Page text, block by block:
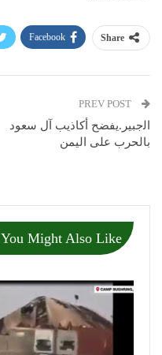
Share
Facebook
اﻟجبير.ﻳﻔﻀﺢ أﻛﺎذﻳﺐ آل ﺳﻌﻮد
بالحرب على اليمن
You Might Also Like